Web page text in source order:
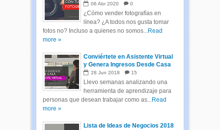
06 Abr 2020 0
¿Cómo vender fotografías en
línea? ¿A todos nos gusta tomar
fotos no? Incluso a quienes no somos...Read
more »
Conviértete en Asistente Virtual
y Genera Ingresos Desde Casa
28 Jun 2018 15
Llevo semanas analizando una
herramienta de aprendizaje para
personas que desean trabajar como as...Read
more »
Lista de Ideas de Negocios 2018